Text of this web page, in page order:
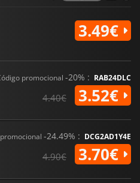
3.49€
promocional -20% : RAB24DLC
4.40€ 3.52€
-24.49% : DCG2AD1Y4E
4.90€ 3.70€